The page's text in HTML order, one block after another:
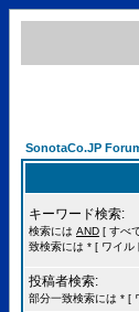
SonotaCo.JP
キーワード検索:
検索には AND [ すべ
致検索には * [ ワイル
投稿者検索:
部分一致検索には * [